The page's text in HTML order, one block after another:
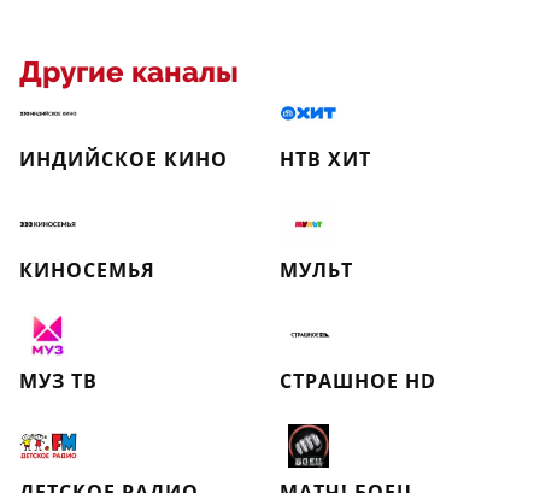
Другие каналы
ИНДИЙСКОЕ КИНО НТВ ХИТ
КИНОСЕМЬЯ МУЛЬТ
МУЗ ТВ СТРАШНОЕ HD